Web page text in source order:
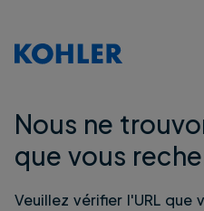
Nous ne
que vous
Veuillez vérifier l'URL que